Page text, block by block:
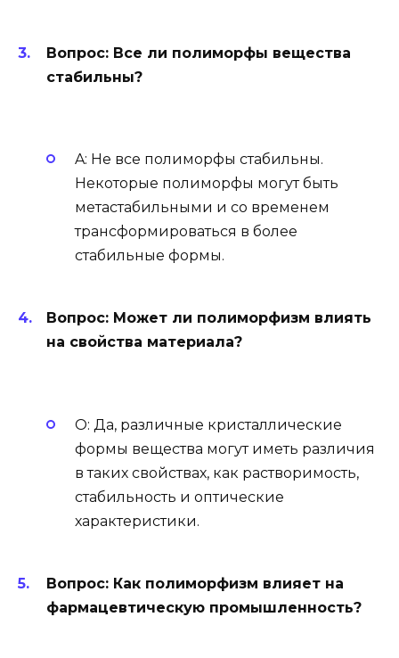
Вопрос: Все ли полиморфы вещества
стабильны?
A: Не все полиморфы стабильны.
Некоторые полиморфы могут быть
метастабильными и со временем
трансформироваться в более
стабильные формы.
Вопрос: Может ли полиморфизм влиять
на свойства материала?
О: Да, различные кристаллические
формы вещества могут иметь различия
в таких свойствах, как растворимость,
стабильность и оптические
характеристики.
Вопрос: Как полиморфизм влияет на
фармацевтическую промышленность?